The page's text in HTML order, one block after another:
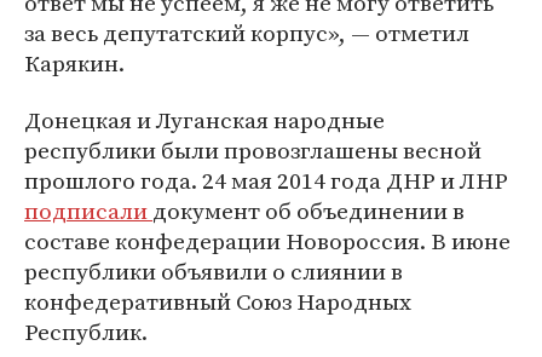
за весь депутатский корпус», — отметил
Карякин.
Донецкая и Луганская народные
республики были провозглашены весной
прошлого года. 24 мая 2014 года ДНР и ЛНР
подписалидокумент об объединении в
составе конфедерации Новороссия. В июне
республики объявили о слиянии в
конфедеративный Союз Народных
Республик.